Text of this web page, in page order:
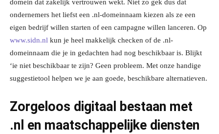
domein dat zakelijk vertrouwen wekt. Niet zo gek dus dat
ondernemers het liefst een .nl-domeinnaam kiezen als ze een
eigen bedrijf willen starten of een campagne willen lanceren. Op
www.sidn.nl kun je heel makkelijk checken of de .nl-
domeinnaam die je in gedachten had nog beschikbaar is. Blijkt
‘ie niet beschikbaar te zijn? Geen probleem. Met onze handige
suggestietool helpen we je aan goede, beschikbare alternatieven.
Zorgeloos digitaal bestaan met
.nl en maatschappelijke diensten